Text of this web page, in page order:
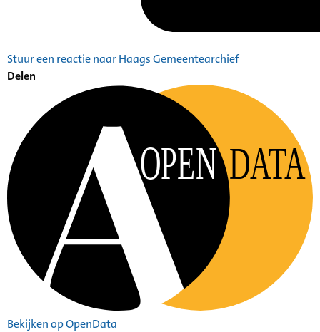
Stuur een reactie naar Haags Gemeentearchief
Delen
OPEN DATA
Bekijken op OpenData